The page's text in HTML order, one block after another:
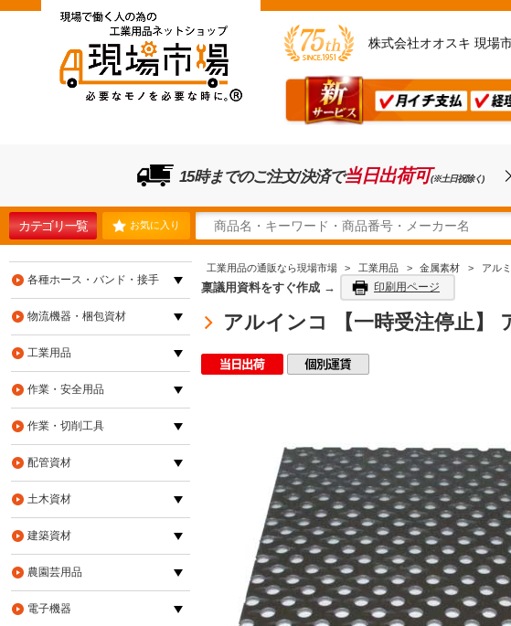
株式会社オオスキ 現場
15時までのご注文/決済で当日出荷可(※土日祝除く)
カテゴリ一覧 お気に入り
工業用品の通販なら現場市場 > 工業用品 > 金属素材 > アル
稟議用資料をすぐ作成 → 印刷用ページ
アルインコ 【一時受注停止】
各種ホース・バンド・接手
物流機器・梱包資材
工業用品
作業・安全用品
作業・切削工具
配管資材
土木資材
建築資材
農園芸用品
電子機器